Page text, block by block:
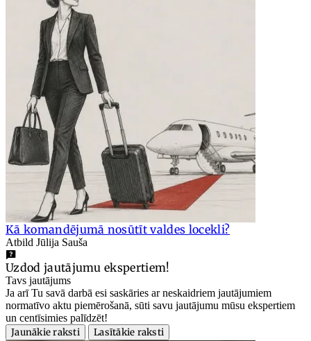
Kā komandējumā nosūtīt valdes locekli?
Atbild Jūlija Sauša
Uzdod jautājumu ekspertiem!
Tavs jautājums
Ja arī Tu savā darbā esi saskāries ar neskaidriem jautājumiem
normatīvo aktu piemērošanā, sūti savu jautājumu mūsu ekspertiem
un centīsimies palīdzēt!
Jaunākie raksti
Lasītākie raksti